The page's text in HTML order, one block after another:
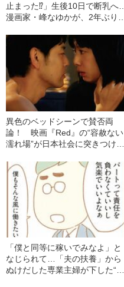
止まった⁉」生後10日で断乳へ…
漫画家・峰なゆかが、2年ぶりに
異色のベッドシーンで賛否両
論！ 映画『Red』の“容赦ない
濡れ場”が日本社会に突きつけた
「僕と同等に稼いでみなよ」と
なじられて…「夫の扶養」から
ぬけだした専業主婦が下した“意